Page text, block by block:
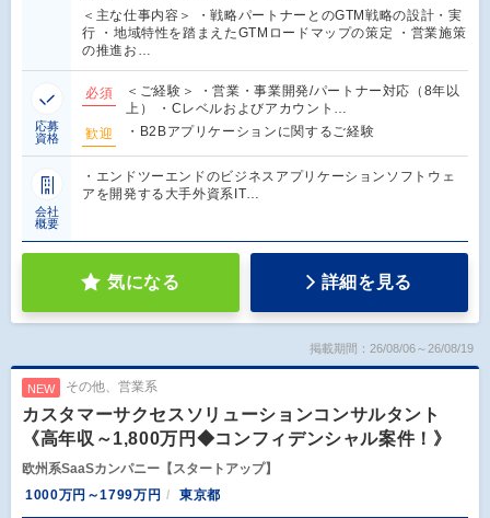
＜主な仕事内容＞ ・戦略パートナーとのGTM戦略の設計・実
行 ・地域特性を踏まえたGTMロードマップの策定 ・営業施策
の推進お…
応募
資格
必須
＜ご経験＞ ・営業・事業開発/パートナー対応（8年以
上） ・Cレベルおよびアカウント…
歓迎
・B2Bアプリケーションに関するご経験
会社
概要
・エンドツーエンドのビジネスアプリケーションソフトウェ
アを開発する大手外資系IT…
気になる 詳細を見る
掲載期間：26/08/06～26/08/19
NEW その他、営業系
カスタマーサクセスソリューションコンサルタント
《高年収～1,800万円◆コンフィデンシャル案件！》
欧州系SaaSカンパニー【スタートアップ】
1000万円～1799万円
東京都